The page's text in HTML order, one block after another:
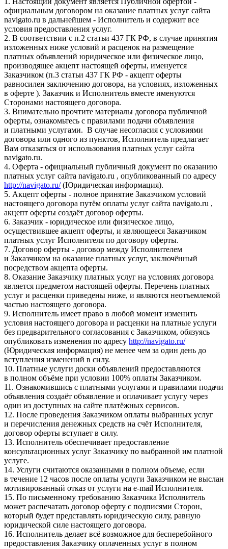
официальным договором на оказание платных услуг сайта
navigato.ru в дальнейшем - Исполнитель и содержит все
условия предоставления услуг.
2. В соответствии с п.2 статьи 437 ГК РФ, в случае принятия
изложенных ниже условий и расценок на размещение
платных объявлений юридическое или физическое лицо,
производящее акцепт настоящей оферты, именуется
Заказчиком (п.3 статьи 437 ГК РФ - акцепт оферты
равносилен заключению договора, на условиях, изложенных
в оферте ). Заказчик и Исполнитель вместе именуются
Сторонами настоящего договора.
3. Внимательно прочтите материалы договора публичной
оферты, ознакомьтесь с правилами подачи объявления
и платными услугами. В случае несогласия с условиями
договора или одного из пунктов, Исполнитель предлагает
Вам отказаться от использования платных услуг сайта
navigato.ru.
4. Оферта - официальный публичный документ по оказанию
платных услуг сайта navigato.ru , опубликованный по адресу
http://navigato.ru/(Юридическая информация).
5. Акцепт оферты - полное принятие Заказчиком условий
настоящего договора путём оплаты услуг сайта navigato.ru ,
акцепт оферты создаёт договор оферты.
6. Заказчик - юридическое или физическое лицо,
осуществившее акцепт оферты, и являющееся Заказчиком
платных услуг Исполнителя по договору оферты.
7. Договор оферты - договор между Исполнителем
и Заказчиком на оказание платных услуг, заключённый
посредством акцепта оферты.
8. Оказание Заказчику платных услуг на условиях договора
является предметом настоящей оферты. Перечень платных
услуг и расценки приведены ниже, и являются неотъемлемой
частью настоящего договора.
9. Исполнитель имеет право в любой момент изменить
условия настоящего договора и расценки на платные услуги
без предварительного согласования с Заказчиком, обязуясь
опубликовать изменения по адресу http://navigato.ru/
(Юридическая информация) не менее чем за один день до
вступления изменений в силу.
10. Платные услуги доски объявлений предоставляются
в полном объёме при условии 100% оплаты Заказчиком.
11. Ознакомившись с платными услугами и правилами подачи
объявления создаёт объявление и оплачивает услугу через
один из доступных на сайте платёжных сервисов.
12. После проведения Заказчиком оплаты выбранных услуг
и перечисления денежных средств на счёт Исполнителя,
договор оферты вступает в силу.
13. Исполнитель обеспечивает предоставление
консультационных услуг Заказчику по выбранной им платной
услуге.
14. Услуги считаются оказанными в полном объеме, если
в течение 12 часов после оплаты услуги Заказчиком не выслан
мотивированный отказ от услуги на e-mail Исполнителя.
15. По письменному требованию Заказчика Исполнитель
может распечатать договор оферту с подписями Сторон,
который будет представлять юридическую силу, равную
юридической силе настоящего договора.
16. Исполнитель делает всё возможное для бесперебойного
предоставления Заказчику оплаченных услуг в полном